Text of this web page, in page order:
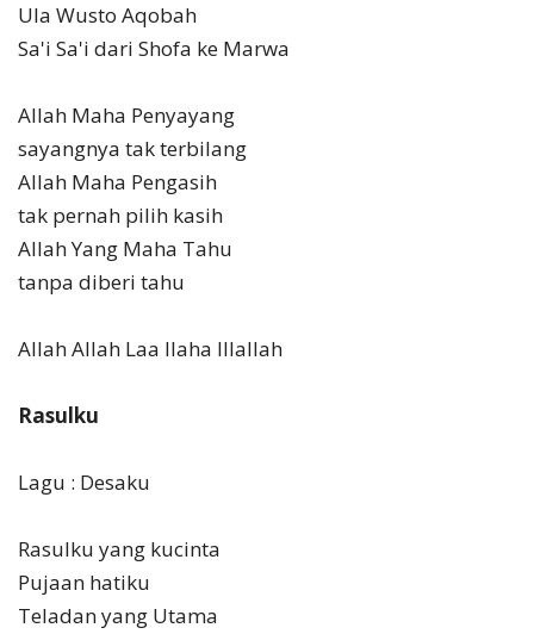
Ula Wusto Aqobah
Sa'i Sa'i dari Shofa ke Marwa
Allah Maha Penyayang
sayangnya tak terbilang
Allah Maha Pengasih
tak pernah pilih kasih
Allah Yang Maha Tahu
tanpa diberi tahu
Allah Allah Laa Ilaha Illallah
Rasulku
Lagu : Desaku
Rasulku yang kucinta
Pujaan hatiku
Teladan yang Utama